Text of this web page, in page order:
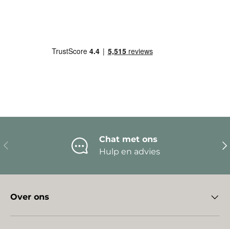
Vorige
Chat met ons
Hulp en advies
Over ons